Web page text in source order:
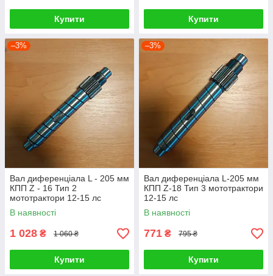
Купити Купити
–3%
Вал диференціала L - 205 мм
КПП Z - 16 Тип 2
мототрактори 12-15 лс
В наявності
1 028 ₴ 1 060 ₴
Купити
–3%
Вал диференціала L-205 мм
КПП Z-18 Тип 3 мототрактори
12-15 лс
В наявності
771 ₴ 795 ₴
Купити